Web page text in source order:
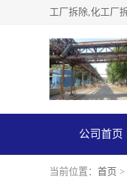
公司首页
当前位置： 首页 >